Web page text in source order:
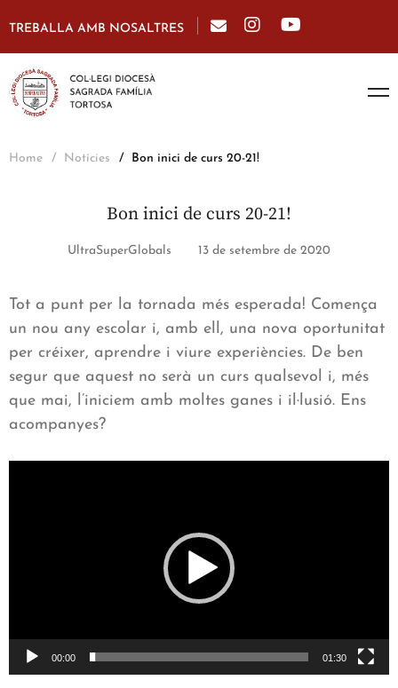
TREBALLA AMB NOSALTRES
Home Notícies Bon inici de curs 20-21!
Bon inici de curs 20-21!
UltraSuperGlobals 13 de setembre de 2020
Tot a punt per la tornada més esperada! Comença
un nou any escolar i, amb ell, una nova oportunitat
per créixer, aprendre i viure experiències. De ben
segur que aquest no serà un curs qualsevol i, més
que mai, l’iniciem amb moltes ganes i il·lusió. Ens
acompanyes?
00:00 01:30